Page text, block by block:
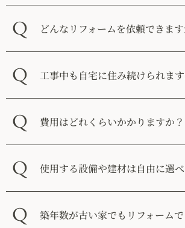
Q どんなリフォームを依頼できます
Q 工事中も自宅に住み続けられます
Q 費用はどれくらいかかりますか？
Q 使用する設備や建材は自由に選
Q 築年数が古い家でもリフォーム